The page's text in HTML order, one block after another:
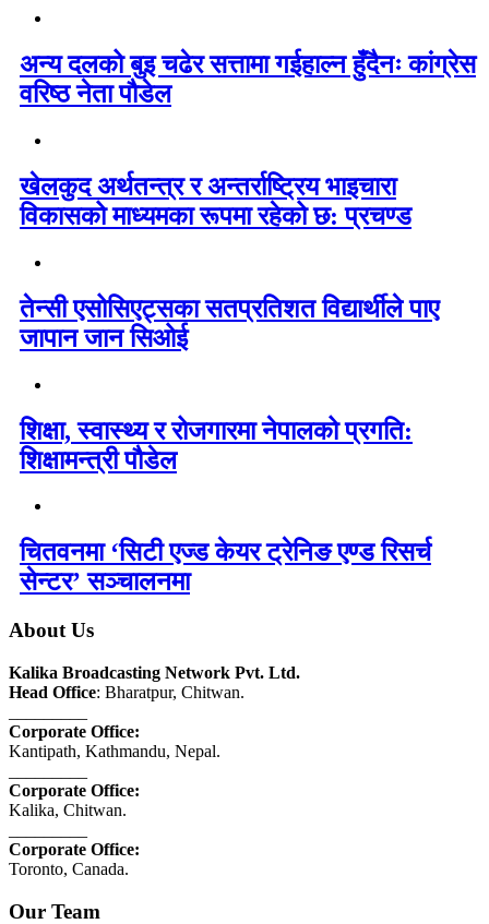
अन्य दलको बुइ चढेर सत्तामा गईहाल्न हुँदैनः कांग्रेस
वरिष्ठ नेता पौडेल
खेलकुद अर्थतन्त्र र अन्तर्राष्ट्रिय भाइचारा
विकासको माध्यमका रूपमा रहेको छ: प्रचण्ड
तेन्सी एसोसिएट्सका सतप्रतिशत विद्यार्थीले पाए
जापान जान सिओई
शिक्षा, स्वास्थ्य र रोजगारमा नेपालको प्रगति:
शिक्षामन्त्री पौडेल
चितवनमा ‘सिटी एज्ड केयर ट्रेनिङ एण्ड रिसर्च
सेन्टर’ सञ्चालनमा
About Us
Kalika Broadcasting Network Pvt. Ltd.
Head Office: Bharatpur, Chitwan.
Corporate Office:
Kantipath, Kathmandu, Nepal.
Corporate Office:
Kalika, Chitwan.
Corporate Office:
Toronto, Canada.
Our Team